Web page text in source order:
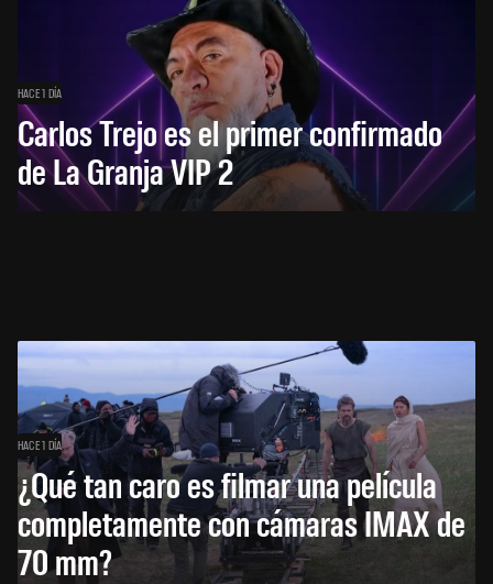
HACE 1 DÍA
Carlos Trejo es el primer confirmado
de La Granja VIP 2
HACE 1 DÍA
¿Qué tan caro es filmar una película
completamente con cámaras IMAX de
70 mm?